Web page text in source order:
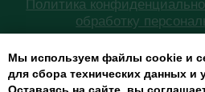
Мы используем файлы cookie и
для сбора технических данных и